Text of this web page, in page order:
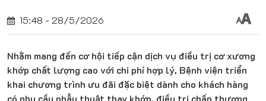
15:48 - 28/5/2026
Nhằm mang đến cơ hội tiếp cận dịch vụ điều trị cơ xương
khớp chất lượng cao với chi phí hợp lý, Bệnh viện triển
khai chương trình ưu đãi đặc biệt dành cho khách hàng
có nhu cầu phẫu thuật thay khớp, điều trị chấn thương